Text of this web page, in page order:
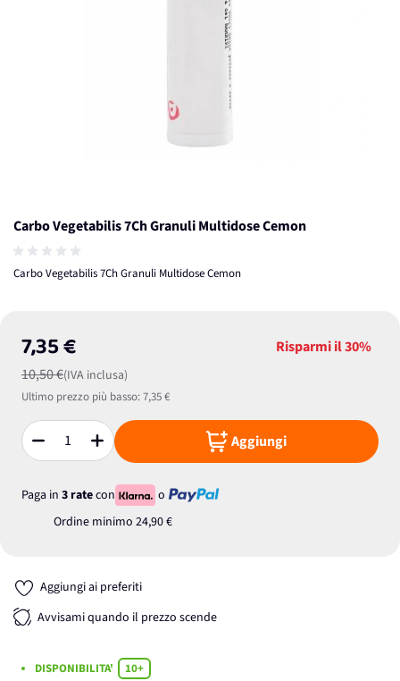
Carbo Vegetabilis 7Ch Granuli Multidose Cemon
Carbo Vegetabilis 7Ch Granuli Multidose Cemon
7,35 €
10,50 €(IVA inclusa)
Risparmi il30%
Ultimo prezzo più basso:7,35 €
Quantità Aggiungi
Paga in 3 ratecon
o
Ordine minimo 24,90 €
Aggiungi ai preferiti
Avvisami quando il prezzo scende
DISPONIBILITA'
10+